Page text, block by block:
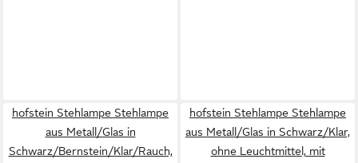
hofstein Stehlampe Stehlampe
aus Metall/Glas in
Schwarz/Bernstein/Klar/Rauch,
hofstein Stehlampe Stehlampe
aus Metall/Glas in Schwarz/Klar,
ohne Leuchtmittel, mit